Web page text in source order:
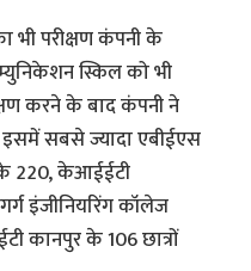
भी परीक्षण कंपनी के
स्किल को भी
करने के बाद कंपनी ने
इसमें सबसे ज्यादा एबीईएस
के 220, केआईईटी
इंजीनियरिंग कॉलेज
कानपुर के 106 छात्रों